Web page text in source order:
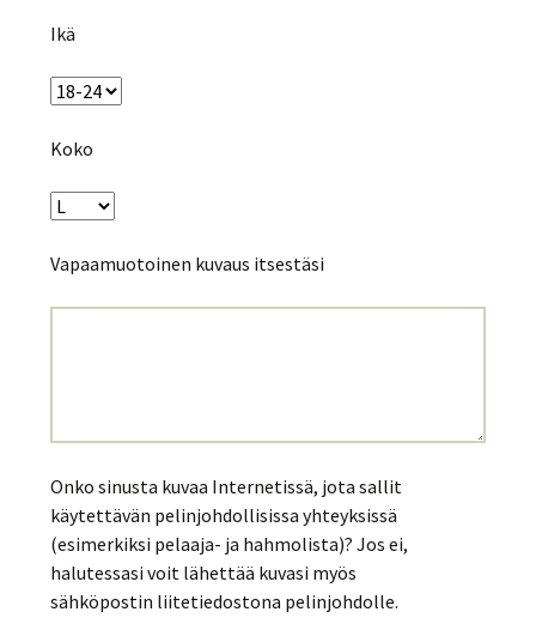
Ikä
Koko
Vapaamuotoinen kuvaus itsestäsi
Onko sinusta kuvaa Internetissä, jota sallit
käytettävän pelinjohdollisissa yhteyksissä
(esimerkiksi pelaaja- ja hahmolista)? Jos ei,
halutessasi voit lähettää kuvasi myös
sähköpostin liitetiedostona pelinjohdolle.